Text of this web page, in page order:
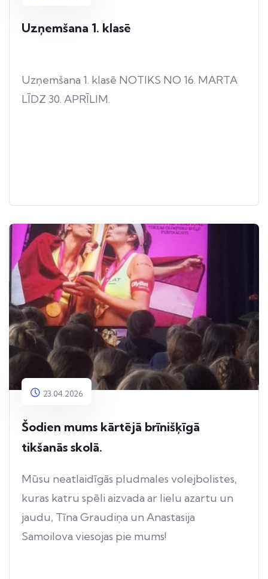
Uzņemšana 1. klasē
Uzņemšana 1. klasē NOTIKS NO 16. MARTA
LĪDZ 30. APRĪLIM.
23.04.2026
Šodien mums kārtējā brīnišķīgā
tikšanās skolā.
Mūsu neatlaidīgās pludmales volejbolistes,
kuras katru spēli aizvada ar lielu azartu un
jaudu, Tīna Graudiņa un Anastasija
Samoilova viesojas pie mums!